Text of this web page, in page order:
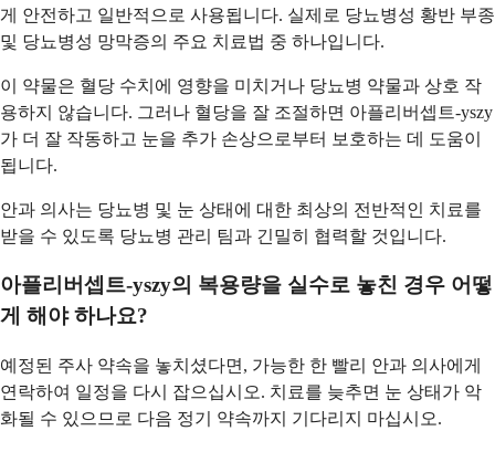
게 안전하고 일반적으로 사용됩니다. 실제로 당뇨병성 황반 부종
및 당뇨병성 망막증의 주요 치료법 중 하나입니다.
이 약물은 혈당 수치에 영향을 미치거나 당뇨병 약물과 상호 작
용하지 않습니다. 그러나 혈당을 잘 조절하면 아플리버셉트-yszy
가 더 잘 작동하고 눈을 추가 손상으로부터 보호하는 데 도움이
됩니다.
안과 의사는 당뇨병 및 눈 상태에 대한 최상의 전반적인 치료를
받을 수 있도록 당뇨병 관리 팀과 긴밀히 협력할 것입니다.
아플리버셉트-yszy의 복용량을 실수로 놓친 경우 어떻
게 해야 하나요?
예정된 주사 약속을 놓치셨다면, 가능한 한 빨리 안과 의사에게
연락하여 일정을 다시 잡으십시오. 치료를 늦추면 눈 상태가 악
화될 수 있으므로 다음 정기 약속까지 기다리지 마십시오.